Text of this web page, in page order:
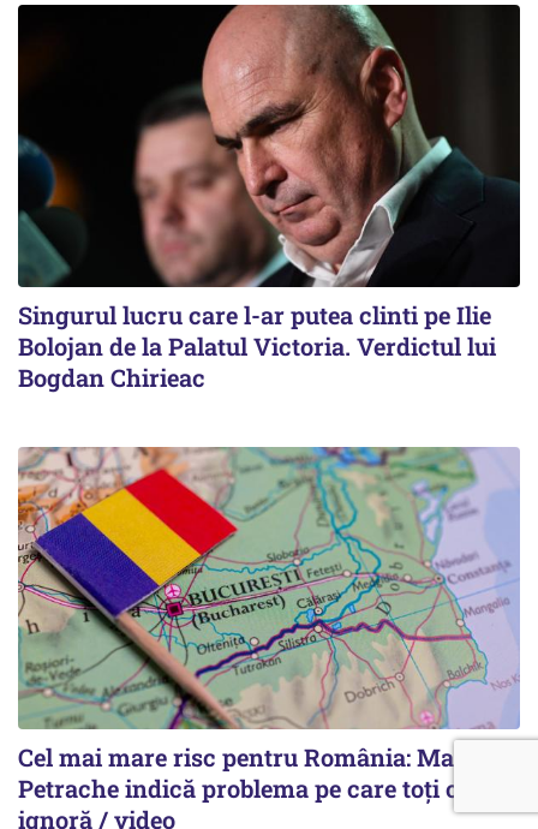
Singurul lucru care l-ar putea clinti pe Ilie
Bolojan de la Palatul Victoria. Verdictul lui
Bogdan Chirieac
Cel mai mare risc pentru România: Marian
Petrache indică problema pe care toți o
ignoră / video